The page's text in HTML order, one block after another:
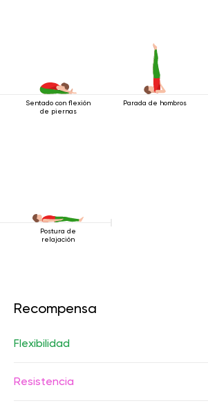
Sentado con flexión
de piernas
Parada de hombros
Postura de
relajación
Recompensa
Flexibilidad
Resistencia